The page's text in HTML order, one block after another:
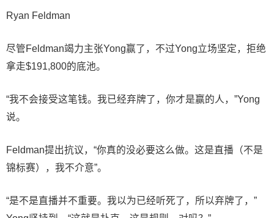
Ryan Feldman
尽管Feldman竭力主张Yong赢了，不过Yong立场坚定，拒绝
拿走$191,800的底池。
“我不会接受这笔钱。我已经弃牌了，你才是赢的人，”Yong
说。
Feldman提出抗议，“你真的没必要这么做。这是直播（不是
锦标赛），我不介意”。
“是不是直播并不重要。我以为已经听死了，所以弃牌了，”